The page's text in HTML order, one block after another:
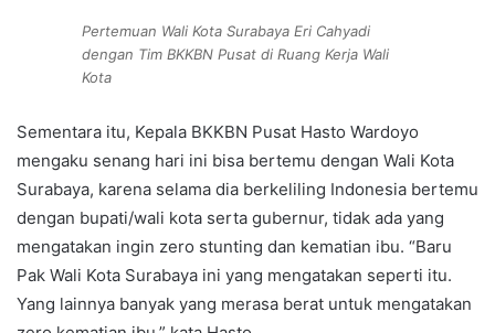
Pertemuan Wali Kota Surabaya Eri Cahyadi
dengan Tim BKKBN Pusat di Ruang Kerja Wali
Kota
Sementara itu, Kepala BKKBN Pusat Hasto Wardoyo
mengaku senang hari ini bisa bertemu dengan Wali Kota
Surabaya, karena selama dia berkeliling Indonesia bertemu
dengan bupati/wali kota serta gubernur, tidak ada yang
mengatakan ingin zero stunting dan kematian ibu. “Baru
Pak Wali Kota Surabaya ini yang mengatakan seperti itu.
Yang lainnya banyak yang merasa berat untuk mengatakan